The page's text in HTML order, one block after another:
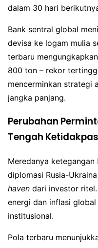
dalam 30 hari
Bank sentral global
devisa ke logam mulia
terbaru
800 ton – rekor
mencerminkan strategi
jangka panjang.
Perubahan
Tengah
Meredanya
diplomasi Rusia-
haven dari investor
energi dan inflasi
institusional.
Pola terbaru